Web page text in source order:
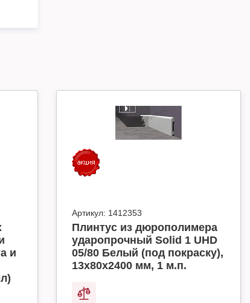
и
Артикул: 1412353
Плинтус из дюрополимера
ударопрочный Solid 1 UHD
05/80 Белый (под покраску),
13х80х2400 мм, 1 м.п.